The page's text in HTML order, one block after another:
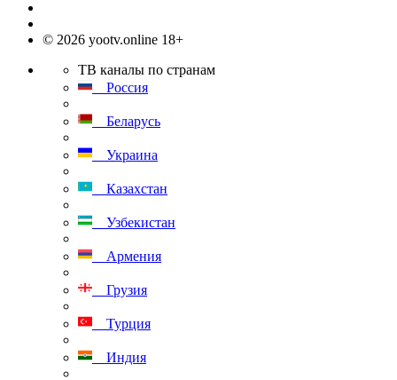
© 2026 yootv.online 18+
ТВ каналы по странам
Россия
Беларусь
Украина
Казахстан
Узбекистан
Армения
Грузия
Турция
Индия